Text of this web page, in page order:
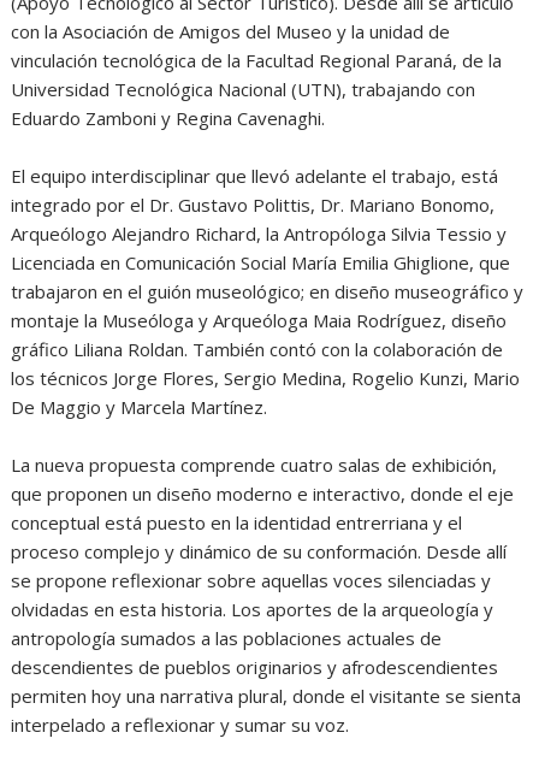
con la Asociación de Amigos del Museo y la unidad de
vinculación tecnológica de la Facultad Regional Paraná, de la
Universidad Tecnológica Nacional (UTN), trabajando con
Eduardo Zamboni y Regina Cavenaghi.
El equipo interdisciplinar que llevó adelante el trabajo, está
integrado por el Dr. Gustavo Polittis, Dr. Mariano Bonomo,
Arqueólogo Alejandro Richard, la Antropóloga Silvia Tessio y
Licenciada en Comunicación Social María Emilia Ghiglione, que
trabajaron en el guión museológico; en diseño museográfico y
montaje la Museóloga y Arqueóloga Maia Rodríguez, diseño
gráfico Liliana Roldan. También contó con la colaboración de
los técnicos Jorge Flores, Sergio Medina, Rogelio Kunzi, Mario
De Maggio y Marcela Martínez.
La nueva propuesta comprende cuatro salas de exhibición,
que proponen un diseño moderno e interactivo, donde el eje
conceptual está puesto en la identidad entrerriana y el
proceso complejo y dinámico de su conformación. Desde allí
se propone reflexionar sobre aquellas voces silenciadas y
olvidadas en esta historia. Los aportes de la arqueología y
antropología sumados a las poblaciones actuales de
descendientes de pueblos originarios y afrodescendientes
permiten hoy una narrativa plural, donde el visitante se sienta
interpelado a reflexionar y sumar su voz.